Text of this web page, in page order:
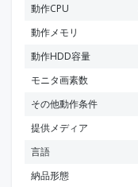
動作CPU
動作メモリ
動作HDD容量
モニタ画素数
その他動作条件
提供メディア
言語
納品形態